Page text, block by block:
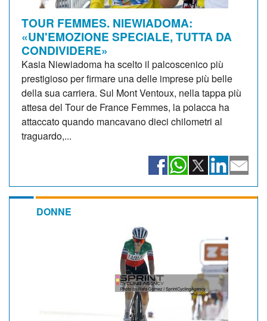
TOUR FEMMES. NIEWIADOMA:
«UN'EMOZIONE SPECIALE, TUTTA DA
CONDIVIDERE»
Kasia Niewiadoma ha scelto il palcoscenico più
prestigioso per firmare una delle imprese più belle
della sua carriera. Sul Mont Ventoux, nella tappa più
attesa del Tour de France Femmes, la polacca ha
attaccato quando mancavano dieci chilometri al
traguardo,...
DONNE